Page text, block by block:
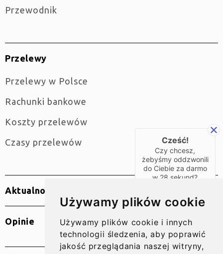
Używamy plików cookie
Używamy plików cookie i innych
technologii śledzenia, aby poprawić
jakość przeglądania naszej witryny,
Przewodnik
Przelewy
Przelewy w Polsce
Rachunki bankowe
Koszty przelewów
Czasy przelewów
Aktualności
Opinie
Cześć!
Czy chcesz,
żebyśmy oddzwonili
do Ciebie za darmo
w 28 sekund?
TAK